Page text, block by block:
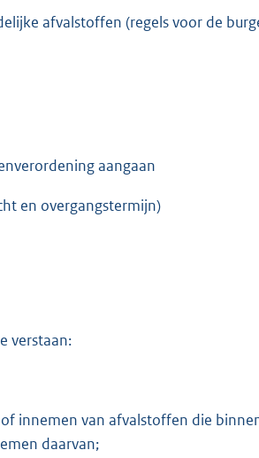
afvalstoffen (regels voor de
aangaan
en overgangstermijn)
verstaan:
innemen van afvalstoffen die
daarvan;